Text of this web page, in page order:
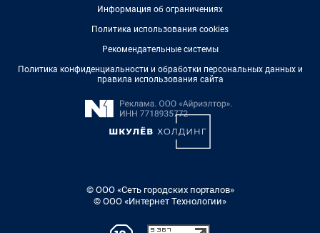
Информация об ограничениях
Политика использования cookies
Рекомендательные системы
Политика конфиденциальности и обработки персональных данных и
правила использования сайта
© ООО «Сеть городских порталов»
© ООО «Интернет Технологии»